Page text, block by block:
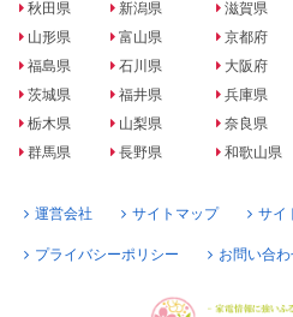
秋田県
山形県
福島県
茨城県
栃木県
群馬県
新潟県
富山県
石川県
福井県
山梨県
長野県
滋賀県
京都府
大阪府
兵庫県
奈良県
和歌山県
運営会社 サイトマップ サイ
プライバシーポリシー お問い合